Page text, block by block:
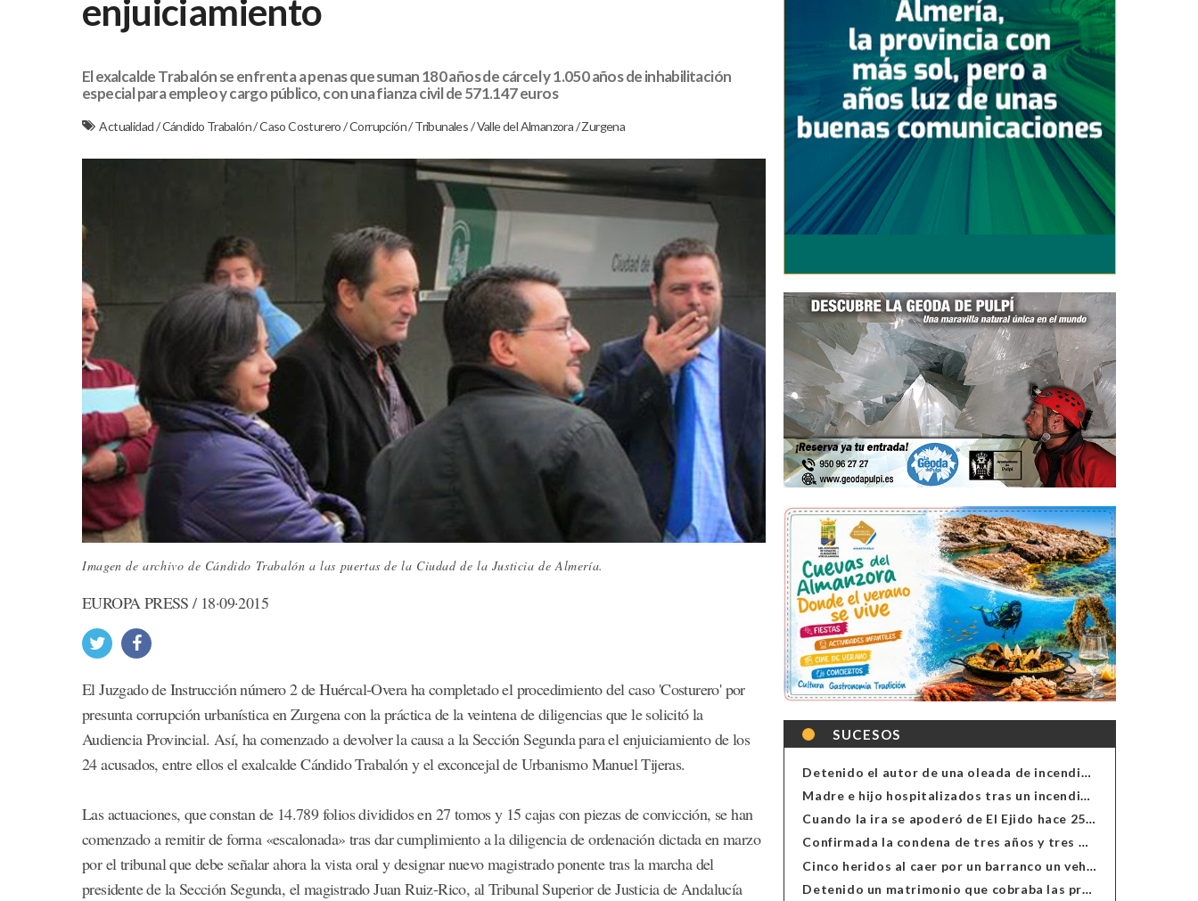
enjuiciamiento
El exalcalde Trabalón se enfrenta a penas que suman 180 años de cárcel y 1.050 años de inhabilitación
especial para empleo y cargo público, con una fianza civil de 571.147 euros
Actualidad/Cándido Trabalón/Caso Costurero/Corrupción/Tribunales/Valle del Almanzora/Zurgena
Imagen de archivo de Cándido Trabalón a las puertas de la Ciudad de la Justicia de Almería.
EUROPA PRESS / 18·09·2015
El Juzgado de Instrucción número 2 de Huércal-Overa ha completado el procedimiento del caso 'Costurero' por
presunta corrupción urbanística en Zurgena con la práctica de la veintena de diligencias que le solicitó la
Audiencia Provincial. Así, ha comenzado a devolver la causa a la Sección Segunda para el enjuiciamiento de los
24 acusados, entre ellos el exalcalde Cándido Trabalón y el exconcejal de Urbanismo Manuel Tijeras.
Las actuaciones, que constan de 14.789 folios divididos en 27 tomos y 15 cajas con piezas de convicción, se han
comenzado a remitir de forma «escalonada» tras dar cumplimiento a la diligencia de ordenación dictada en marzo
por el tribunal que debe señalar ahora la vista oral y designar nuevo magistrado ponente tras la marcha del
presidente de la Sección Segunda, el magistrado Juan Ruiz-Rico, al Tribunal Superior de Justicia de Andalucía
SUCESOS
Detenido el autor de una oleada de incendios de contenedores en Almería
Madre e hijo hospitalizados tras un incendio en la cocina de una vivienda en Almería
Cuando la ira se apoderó de El Ejido hace 25 años
Confirmada la condena de tres años y tres meses al hombre de Antas acusado de xenofobia
Cinco heridos al caer por un barranco un vehículo en Alcolea
Detenido un matrimonio que cobraba las prestaciones de ilegales en Almería, Granada, Málaga, Huelva y Murcia